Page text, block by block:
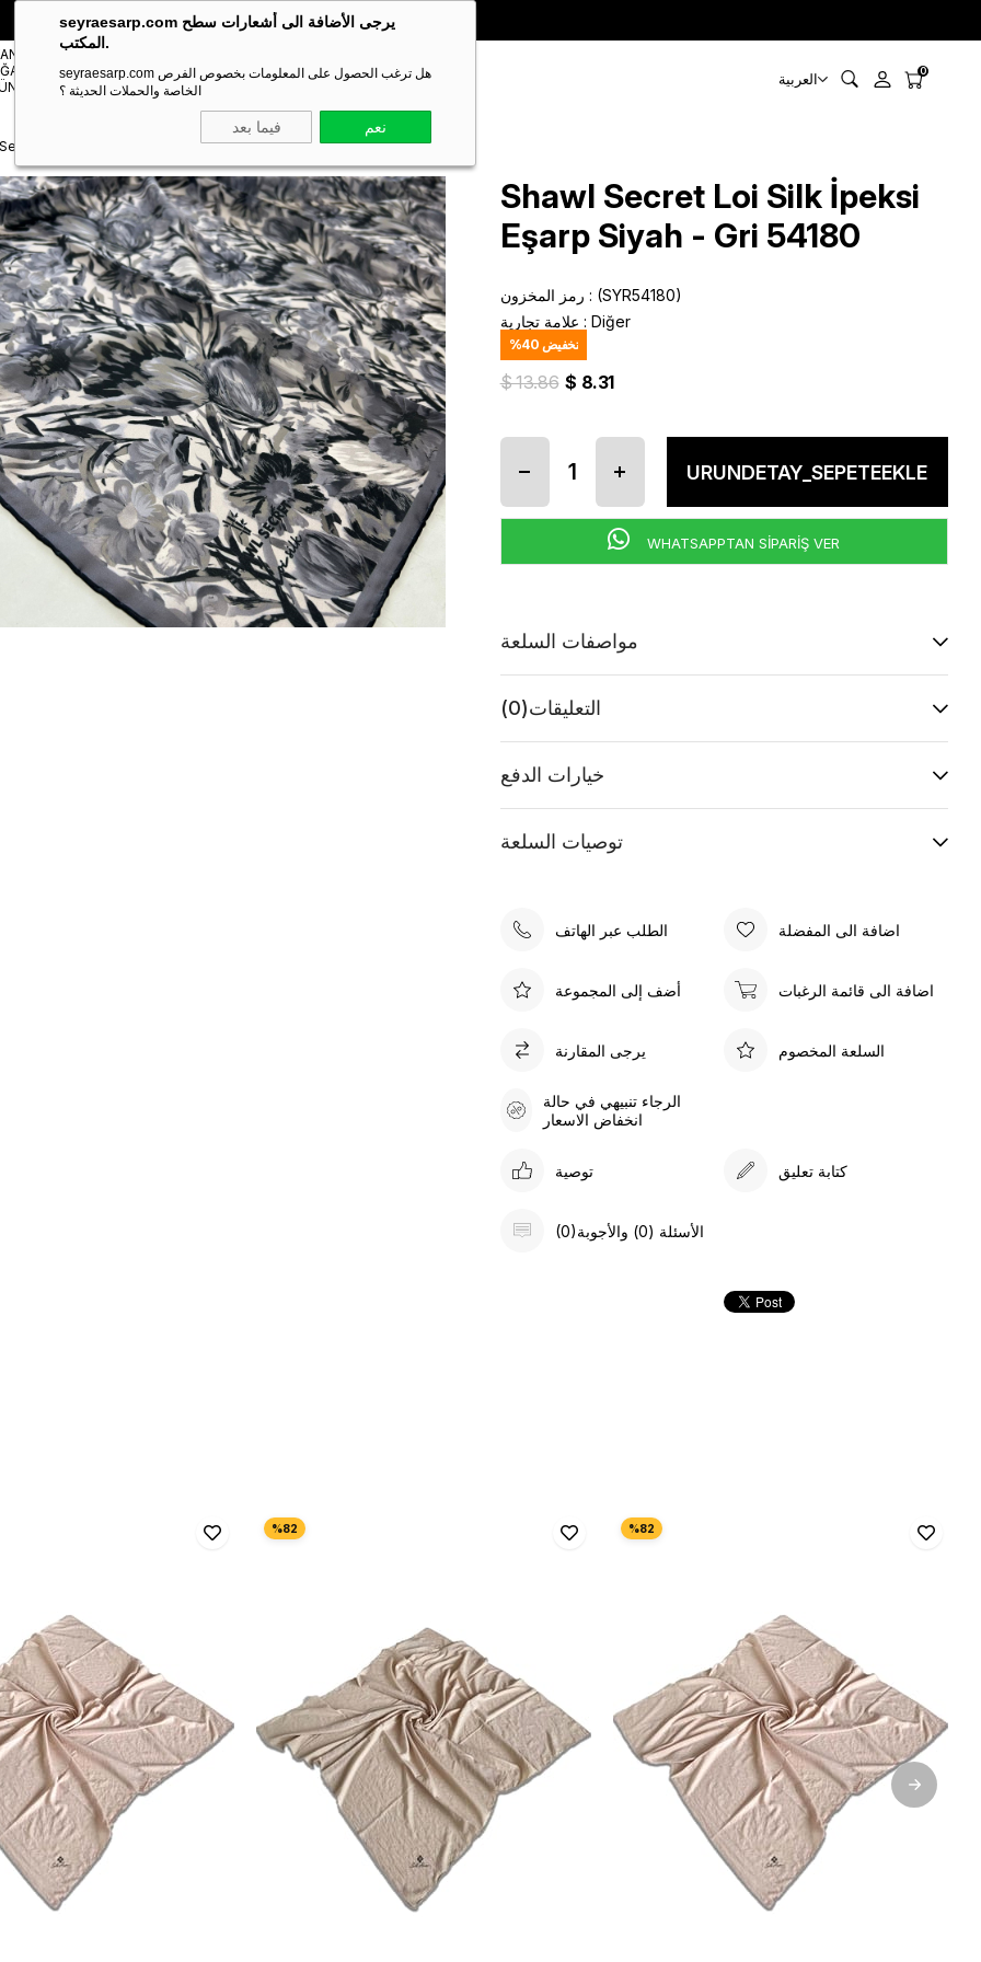
seyraesarp.com يرجى الأضافة الى أشعارات سطح
المكتب.
seyraesarp.com هل ترغب الحصول على المعلومات بخصوص الفرص
الخاصة والحملات الحديثة ؟
فيما بعد نعم
🎁 خصم خاص **10%** على طلبك الأول! الكود:SEYRA10
Shawl
مستلزمات
Scarf
Accessory
العربية 0
Loi Silk İpeksi Eşarp Siyah - Gri 54180
Shawl Secret Loi Silk İpeksi
Eşarp Siyah - Gri 54180
رمز المخزون
(SYR54180)
علامة تجارية : Diğer
%40 تخفيض
$ 13.86 $ 8.31
WHATSAPPTAN SİPARİŞ VER
مواصفات السلعة
التعليقات(0)
خيارات الدفع
توصيات السلعة
الطلب عبر الهاتف اضافة الى المفضلة
أضف إلى المجموعة اضافة الى قائمة الرغبات
يرجى المقارنة السلعة المخصوم
الرجاء تنبيهي في حالة
انخفاض الاسعار
توصية كتابة تعليق
(0)الأسئلة (0) والأجوبة